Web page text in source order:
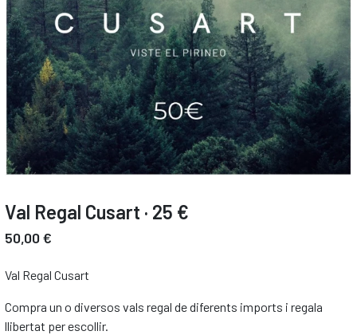
Val Regal Cusart · 25 €
50,00 €
Val Regal Cusart
Compra un o diversos vals regal de diferents imports i regala
llibertat per escollir.